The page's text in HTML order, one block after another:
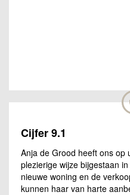
Cijfer 9.1
Anja de Grood heeft ons op
plezierige wijze bijgestaan
nieuwe woning en de
kunnen haar van harte